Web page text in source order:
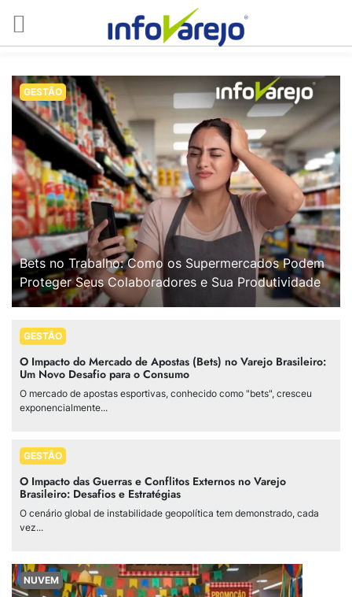
GESTÃO
Bets no Trabalho: Como os Supermercados Podem
Proteger Seus Colaboradores e Sua Produtividade
GESTÃO
O Impacto do Mercado de Apostas (Bets) no Varejo Brasileiro:
Um Novo Desafio para o Consumo
O mercado de apostas esportivas, conhecido como "bets", cresceu
exponencialmente...
GESTÃO
O Impacto das Guerras e Conflitos Externos no Varejo
Brasileiro: Desafios e Estratégias
O cenário global de instabilidade geopolítica tem demonstrado, cada
vez...
NUVEM